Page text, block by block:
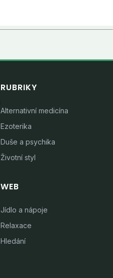
RUBRIKY
Alternativní medicína
Ezoterika
Duše a psychika
Životní styl
WEB
Jídlo a nápoje
Relaxace
Hledání